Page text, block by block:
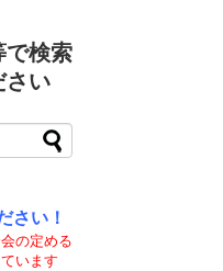
で検索
さい
さい！
の定める
います